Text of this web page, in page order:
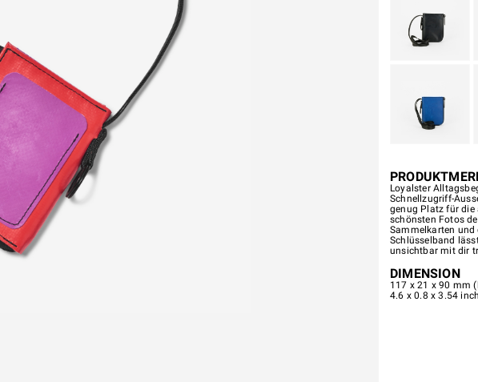
Loyalster
Schnellzugriff-
genug Platz für
schönsten Fotos
Sammelkarten
Schlüsselband
unsichtbar mit dir
DIMENSION
117 x 21 x 90 mm
4.6 x 0.8 x 3.54